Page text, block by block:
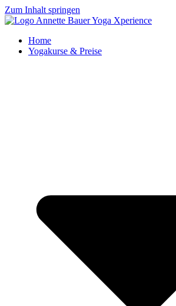
Zum Inhalt springen
Home
Yogakurse & Preise